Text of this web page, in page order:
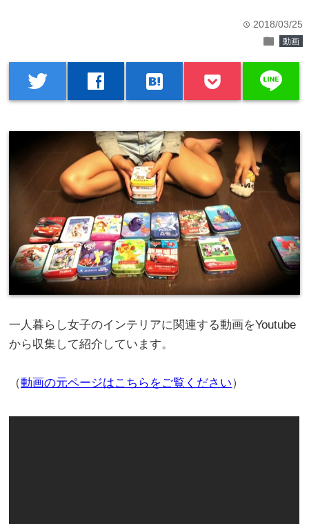
time 2018/03/25
folder 動画
twitter facebook hatenabookmark line
一人暮らし女子のインテリアに関連する動画をYoutube
から収集して紹介しています。
（動画の元ページはこちらをご覧ください）